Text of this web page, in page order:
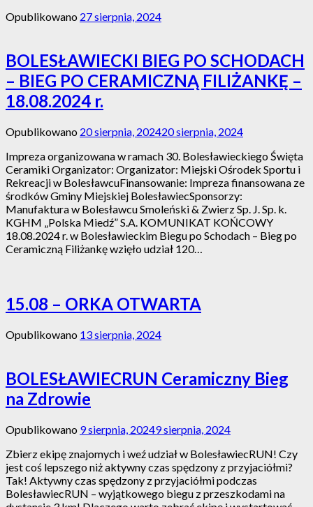
Opublikowano 27 sierpnia, 2024
BOLESŁAWIECKI BIEG PO SCHODACH
– BIEG PO CERAMICZNĄ FILIŻANKĘ –
18.08.2024 r.
Opublikowano 20 sierpnia, 202420 sierpnia, 2024
Impreza organizowana w ramach 30. Bolesławieckiego Święta
Ceramiki Organizator: Organizator: Miejski Ośrodek Sportu i
Rekreacji w BolesławcuFinansowanie: Impreza finansowana ze
środków Gminy Miejskiej BolesławiecSponsorzy:
Manufaktura w Bolesławcu Smoleński & Zwierz Sp. J. Sp. k.
KGHM „Polska Miedź” S.A. KOMUNIKAT KOŃCOWY
18.08.2024 r. w Bolesławieckim Biegu po Schodach – Bieg po
Ceramiczną Filiżankę wzięło udział 120…
15.08 – ORKA OTWARTA
Opublikowano 13 sierpnia, 2024
BOLESŁAWIECRUN Ceramiczny Bieg
na Zdrowie
Opublikowano 9 sierpnia, 20249 sierpnia, 2024
Zbierz ekipę znajomych i weź udział w BolesławiecRUN! Czy
jest coś lepszego niż aktywny czas spędzony z przyjaciółmi?
Tak! Aktywny czas spędzony z przyjaciółmi podczas
BolesławiecRUN – wyjątkowego biegu z przeszkodami na